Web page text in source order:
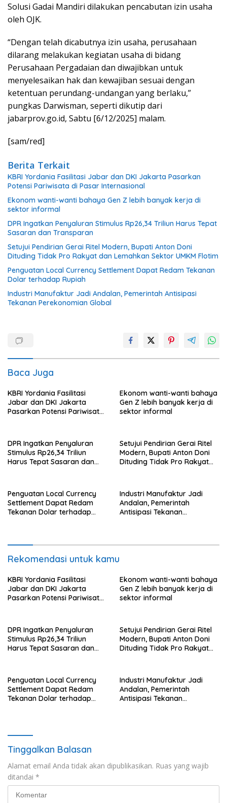
Solusi Gadai Mandiri dilakukan pencabutan izin usaha
oleh OJK.
“Dengan telah dicabutnya izin usaha, perusahaan
dilarang melakukan kegiatan usaha di bidang
Perusahaan Pergadaian dan diwajibkan untuk
menyelesaikan hak dan kewajiban sesuai dengan
ketentuan perundang-undangan yang berlaku,”
pungkas Darwisman, seperti dikutip dari
jabarprov.go.id, Sabtu [6/12/2025] malam.
[sam/red]
Berita Terkait
KBRI Yordania Fasilitasi Jabar dan DKI Jakarta Pasarkan
Potensi Pariwisata di Pasar Internasional
Ekonom wanti-wanti bahaya Gen Z lebih banyak kerja di
sektor informal
DPR Ingatkan Penyaluran Stimulus Rp26,34 Triliun Harus Tepat
Sasaran dan Transparan
Setujui Pendirian Gerai Ritel Modern, Bupati Anton Doni
Dituding Tidak Pro Rakyat dan Lemahkan Sektor UMKM Flotim
Penguatan Local Currency Settlement Dapat Redam Tekanan
Dolar terhadap Rupiah
Industri Manufaktur Jadi Andalan, Pemerintah Antisipasi
Tekanan Perekonomian Global
Baca Juga
KBRI Yordania Fasilitasi
Jabar dan DKI Jakarta
Pasarkan Potensi Pariwisata
Ekonom wanti-wanti bahaya
Gen Z lebih banyak kerja di
sektor informal
DPR Ingatkan Penyaluran
Stimulus Rp26,34 Triliun
Harus Tepat Sasaran dan
Setujui Pendirian Gerai Ritel
Modern, Bupati Anton Doni
Dituding Tidak Pro Rakyat
Penguatan Local Currency
Settlement Dapat Redam
Tekanan Dolar terhadap
Industri Manufaktur Jadi
Andalan, Pemerintah
Antisipasi Tekanan
Rekomendasi untuk kamu
KBRI Yordania Fasilitasi
Jabar dan DKI Jakarta
Pasarkan Potensi Pariwisata
Ekonom wanti-wanti bahaya
Gen Z lebih banyak kerja di
sektor informal
DPR Ingatkan Penyaluran
Stimulus Rp26,34 Triliun
Harus Tepat Sasaran dan
Setujui Pendirian Gerai Ritel
Modern, Bupati Anton Doni
Dituding Tidak Pro Rakyat
Penguatan Local Currency
Settlement Dapat Redam
Tekanan Dolar terhadap
Industri Manufaktur Jadi
Andalan, Pemerintah
Antisipasi Tekanan
Tinggalkan Balasan
Alamat email Anda tidak akan dipublikasikan. Ruas yang wajib
ditandai *